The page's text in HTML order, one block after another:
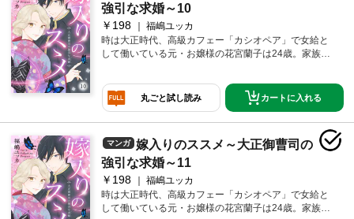
を結婚させる約束をしていたのだ。とはいえ、仕事も
楽しいし、結婚にもまだ興味のない蘭子は断るが、体
裁を保ちたい両親の勢いに押され、しぶしぶ蝶名橋家
へ向かうことに。そして当日、そこで待っていたの
は、カフェーでプレゼントをくれたあの無愛想な青
強引な求婚～10
￥198
福嶋ユッカ
時は大正時代、高級カフェー「カシオペア」で女給と
して働いている元・お嬢様の花宮蘭子は24歳。家族か
中に、見知らぬイケメン大学青年から突然プレゼント
をもらう。色めきだつ仕事仲間たちだったが、わけの
わからない蘭子は極めて冷静。だが、家ではとんでも
ない問題が起きていた。なんと、子爵の蝶名橋家から
蘭子に縁談の話が来ているという。実は祖父同士が孫
を結婚させる約束をしていたのだ。とはいえ、仕事も
楽しいし、結婚にもまだ興味のない蘭子は断るが、体
裁を保ちたい両親の勢いに押され、しぶしぶ蝶名橋家
へ向かうことに。そして当日、そこで待っていたの
は、カフェーでプレゼントをくれたあの無愛想な青
丸ごと試し読み カートに入れる
割引 マンガ
嫁入りのススメ～大正御曹司の
強引な求婚～11
198 11
福嶋ユッカ
時は大正時代、高級カフェー「カシオペア」で女給と
して働いている元・お嬢様の花宮蘭子は24歳。家族か